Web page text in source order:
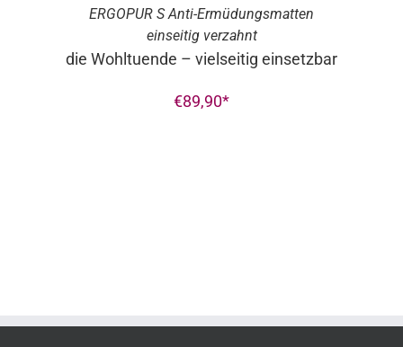
ERGOPUR S Anti-Ermüdungsmatten
einseitig verzahnt
die Wohltuende – vielseitig einsetzbar
€89,90